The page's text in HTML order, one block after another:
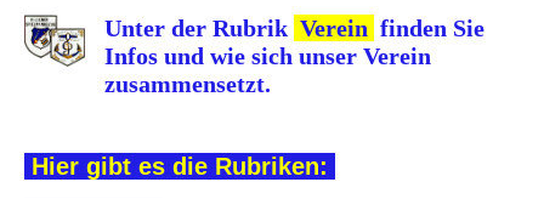
Unter der Rubrik Verein finden Sie
Infos und wie sich unser Verein
zusammensetzt.
Hier gibt es die Rubriken: